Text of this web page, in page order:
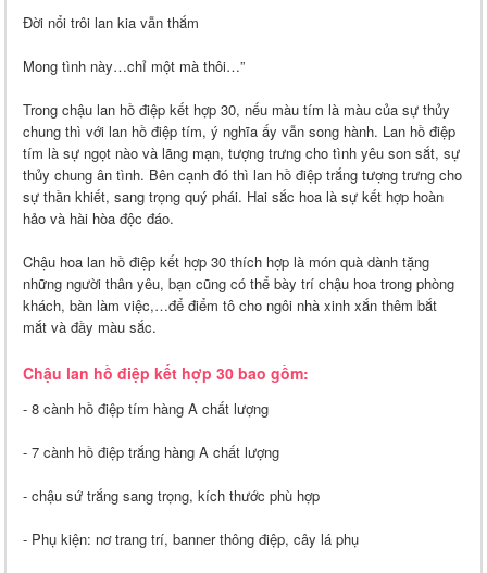
Đời nổi trôi lan kia vẫn thắm
Mong tình này…chỉ một mà thôi…”
Trong chậu lan hồ điệp kết hợp 30, nếu màu tím là màu của sự thủy
chung thì với lan hồ điệp tím, ý nghĩa ấy vẫn song hành. Lan hồ điệp
tím là sự ngọt nào và lãng mạn, tượng trưng cho tình yêu son sắt, sự
thủy chung ân tình. Bên cạnh đó thì lan hồ điệp trắng tượng trưng cho
sự thần khiết, sang trọng quý phái. Hai sắc hoa là sự kết hợp hoàn
hảo và hài hòa độc đáo.
Chậu hoa lan hồ điệp kết hợp 30 thích hợp là món quà dành tặng
những người thân yêu, bạn cũng có thể bày trí chậu hoa trong phòng
khách, bàn làm việc,…để điểm tô cho ngôi nhà xinh xắn thêm bắt
mắt và đầy màu sắc.
Chậu lan hồ điệp kết hợp 30 bao gồm:
- 8 cành hồ điệp tím hàng A chất lượng
- 7 cành hồ điệp trắng hàng A chất lượng
- chậu sứ trắng sang trọng, kích thước phù hợp
- Phụ kiện: nơ trang trí, banner thông điệp, cây lá phụ